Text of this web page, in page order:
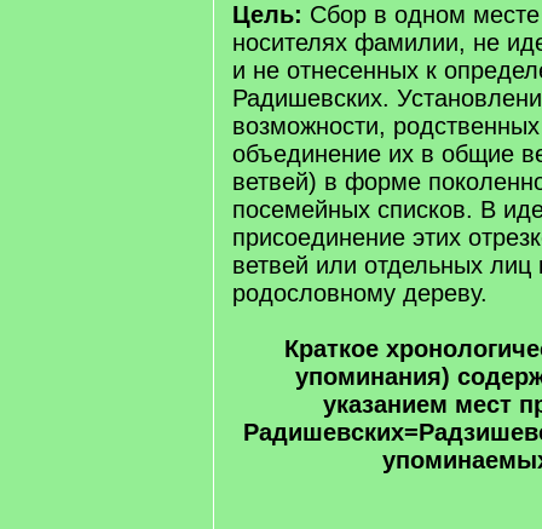
Цель: Сбор в одном
носителях фамилии, не
и не отнесенных к
Радишевских.
возможности,
объединение их в общие
ветвей) в форме
посемейных списков. В
присоединение этих
ветвей или отдельных лиц
родословному дереву.
Краткое
упоминания)
указанием мест